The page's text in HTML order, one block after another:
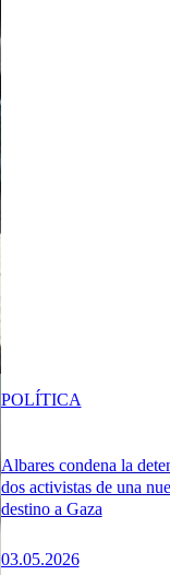
Albares condena la
dos activistas de una
destino a Gaza
03.05.2026
POLÍTICA